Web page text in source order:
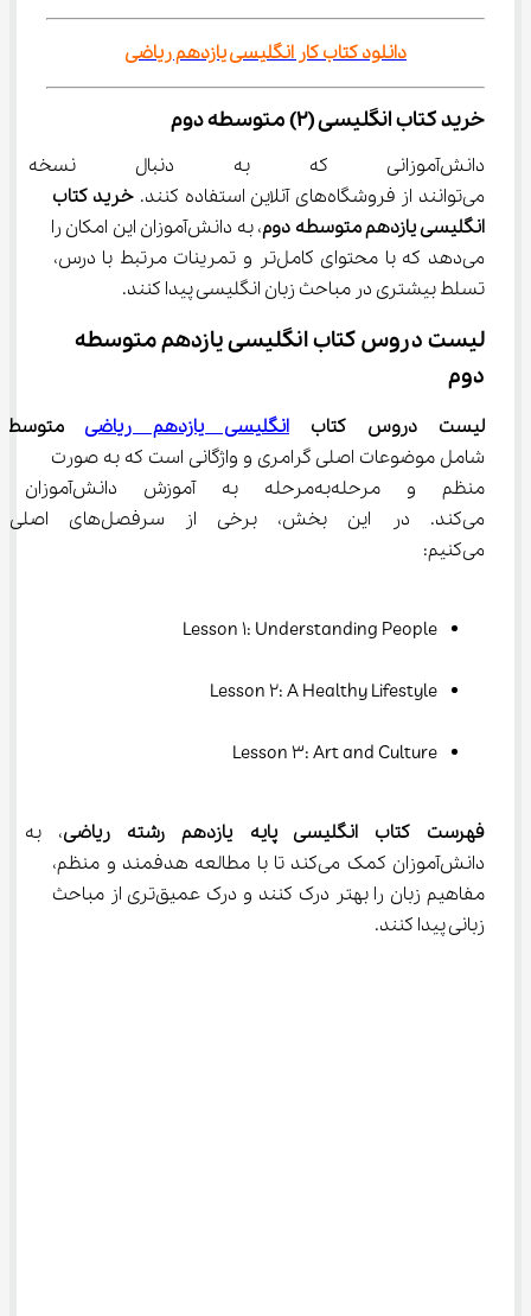
دانلود کتاب کار انگلیسی یازدهم ریاضی
خرید کتاب انگلیسی (2) متوسطه دوم
دانش‌آموزانی که به دنبال
می‌توانند از فروشگاه‌های آنلاین استفاده کنند.
خرید کتاب
انگلیسی یازدهم متوسطه دوم
، به دانش‌آموزان این امکان را
می‌دهد که با محتوای کامل‌تر و تمرینات مرتبط با درس،
تسلط بیشتری در مباحث زبان انگلیسی پیدا کنند.
لیست دروس کتاب انگلیسی یازدهم متوسطه
دوم
لیست دروس کتاب انگلیسی یازدهم ریاضی
شامل موضوعات اصلی گرامری و واژگانی است که به صورت
منظم و مرحله‌به‌مرحله به
می‌کند. در این بخش، برخی
می‌کنیم:
Lesson 1: Understanding People
Lesson 2: A Healthy Lifestyle
Lesson 3: Art and Culture
فهرست کتاب انگلیسی پایه یازدهم رشته ریاضی، به
دانش‌آموزان کمک می‌کند تا با مطالعه هدفمند و منظم،
مفاهیم زبان را بهتر درک کنند و درک عمیق‌تری از مباحث
زبانی پیدا کنند.